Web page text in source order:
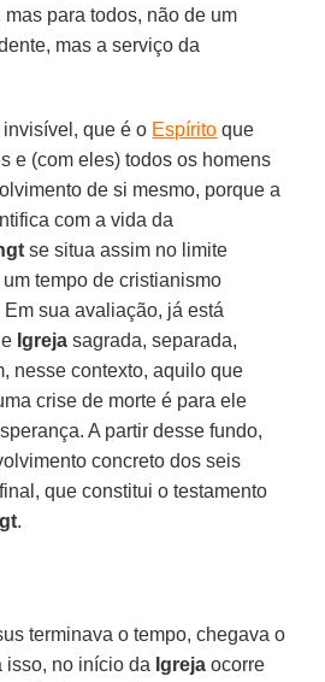
mas para todos, não de um
mas a serviço da
que é o Espírito que
e (com eles) todos os homens
de si mesmo, porque a
com a vida da
se situa assim no limite
tempo de cristianismo
sua avaliação, já está
Igreja sagrada, separada,
nesse contexto, aquilo que
crise de morte é para ele
A partir desse fundo,
concreto dos seis
que constitui o testamento
.
terminava o tempo, chegava o
isso, no início da Igreja ocorre